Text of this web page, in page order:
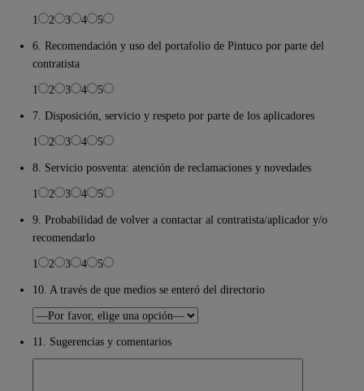
1
2 3 4
5
6. Recomendación y uso del portafolio de Pintuco por parte del
contratista
1
2 3 4
5
7. Disposición, servicio y respeto por parte de los aplicadores
1
2 3 4
5
8. Servicio posventa: atención de reclamaciones y novedades
1
2 3 4
5
9. Probabilidad de volver a contactar al contratista/aplicador y/o
recomendarlo
1
2 3 4
5
10. A través de que medios se enteró del directorio
11. Sugerencias y comentarios